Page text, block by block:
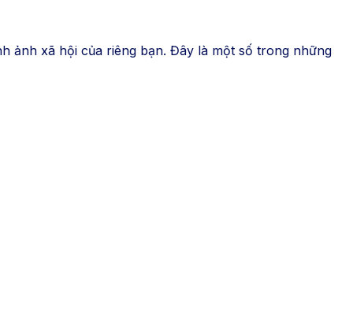
ảnh xã hội của riêng bạn. Đây là một số trong những